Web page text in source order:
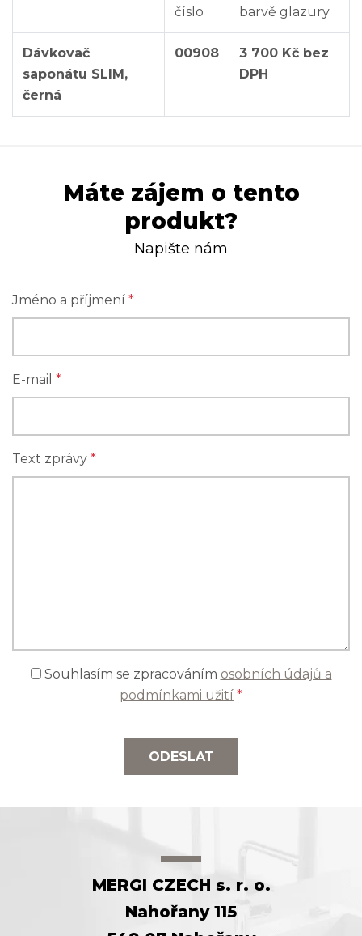
číslo
barvě glazury
Dávkovač
saponátu SLIM,
černá
00908
3 700 Kč bez
DPH
Máte zájem o tento
produkt?
Napište nám
Jméno a příjmení *
E-mail *
Text zprávy *
Souhlasím se zpracováním osobních údajů a
podmínkami užití *
ODESLAT
MERGI CZECH s. r. o.
Nahořany 115